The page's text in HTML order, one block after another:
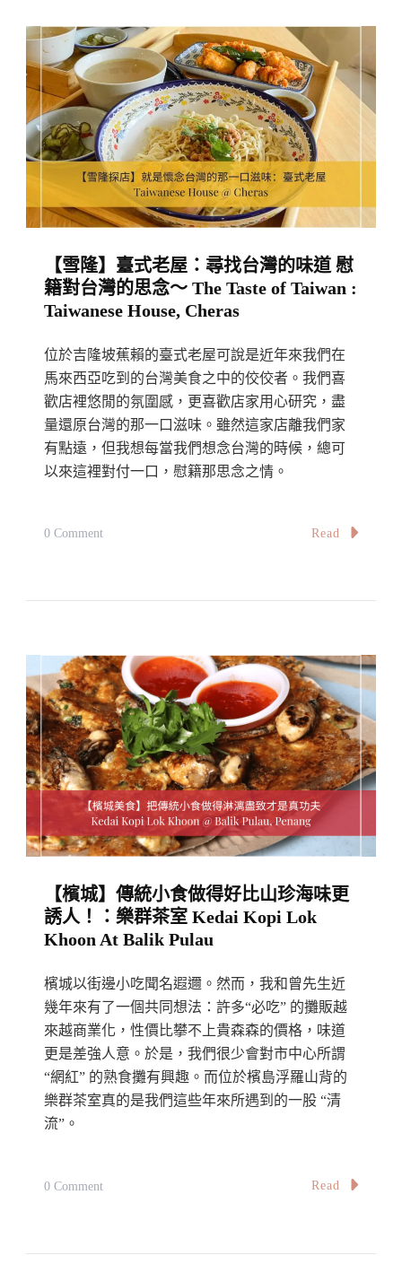
Jinjang
Selatan
韓
式
炸
豬
排
吃
韓
滋
味
:
Tankatsu,
Subang
Jaya
【雪隆】臺式老屋：尋找台灣的味道 慰
籍對台灣的思念～ The Taste of Taiwan :
Taiwanese House, Cheras
位於吉隆坡蕉賴的臺式老屋可說是近年來我們在
馬來西亞吃到的台灣美食之中的佼佼者。我們喜
歡店裡悠閒的氛圍感，更喜歡店家用心研究，盡
量還原台灣的那一口滋味。雖然這家店離我們家
有點遠，但我想每當我們想念台灣的時候，總可
以來這裡對付一口，慰籍那思念之情。
0 CommentOn
老
屋：
尋
找
台
灣
的
味
籍
對
台
灣
的
思
念
～
Of
Read
【檳城】傳統小食做得好比山珍海味更
誘人！：樂群茶室 Kedai Kopi Lok
Khoon At Balik Pulau
檳城以街邊小吃聞名遐邇。然而，我和曾先生近
幾年來有了一個共同想法：許多“必吃” 的攤販越
來越商業化，性價比攀不上貴森森的價格，味道
更是差強人意。於是，我們很少會對市中心所謂
“網紅” 的熟食攤有興趣。而位於檳島浮羅山背的
樂群茶室真的是我們這些年來所遇到的一股 “清
流”。
0 CommentOn
Read